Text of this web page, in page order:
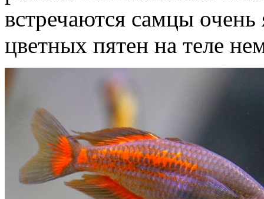
встречаются самцы
цветных пятен на теле